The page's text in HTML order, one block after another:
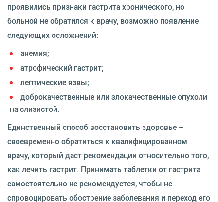
проявились признаки гастрита хронического, но
больной не обратился к врачу, возможно появление
следующих осложнений:
анемия;
атрофический гастрит;
лептические язвы;
доброкачественные или злокачественные опухоли
на слизистой.
Единственный способ восстановить здоровье –
своевременно обратиться к квалифицированном
врачу, который даст рекомендации относительно того,
как лечить гастрит. Принимать таблетки от гастрита
самостоятельно не рекомендуется, чтобы не
спровоцировать обострение заболевания и переход его